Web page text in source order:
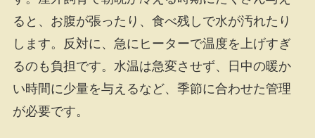
ると、お腹が張ったり、食べ残しで水が汚れたり
します。反対に、急にヒーターで温度を上げすぎ
るのも負担です。水温は急変させず、日中の暖か
い時間に少量を与えるなど、季節に合わせた管理
が必要です。